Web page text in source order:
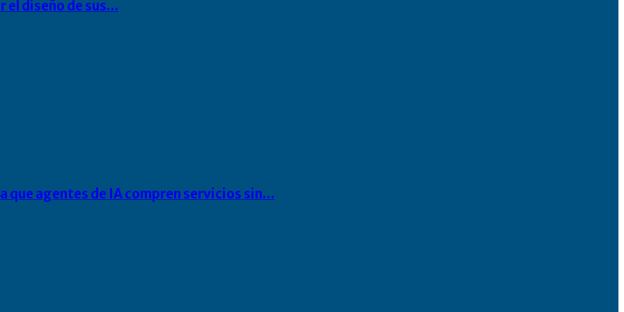
el diseño de sus…
agentes de IA compren servicios sin…